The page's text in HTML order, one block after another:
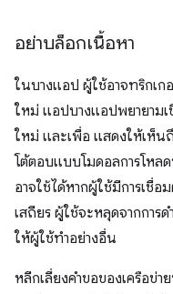
อย่าบล็อกเนื้อหา
ในบางแอป ผู้ใช้อาจทริกเกอ
ใหม่ แอปบางแอปพยายามเ
ใหม่ และเพื่อ แสดงให้เห็น
โต้ตอบแบบโมดอลการโหล
อาจใช้ได้หากผู้ใช้มีการเชื่อ
เสถียร ผู้ใช้จะหลุดจากการ
ให้ผู้ใช้ทำอย่างอื่น
หลีกเลี่ยงคำขอของเครือข่